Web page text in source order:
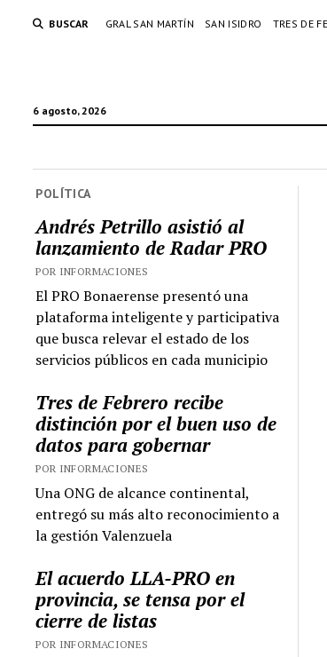
BUSCAR GRAL SAN MARTÍN SAN ISIDRO TRES DE
6 agosto, 2026
POLÍTICA
Andrés Petrillo asistió al
lanzamiento de Radar PRO
POR INFORMACIONES
El PRO Bonaerense presentó una
plataforma inteligente y participativa
que busca relevar el estado de los
servicios públicos en cada municipio
Tres de Febrero recibe
distinción por el buen uso de
datos para gobernar
POR INFORMACIONES
Una ONG de alcance continental,
entregó su más alto reconocimiento a
la gestión Valenzuela
El acuerdo LLA-PRO en
provincia, se tensa por el
cierre de listas
POR INFORMACIONES